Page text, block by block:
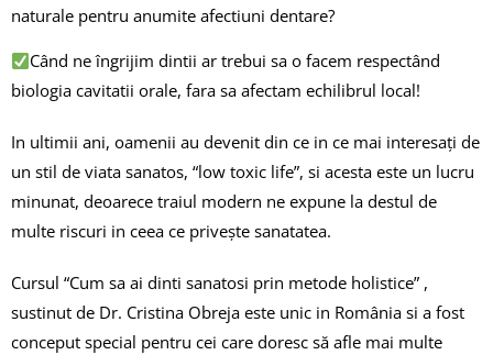
naturale pentru anumite afectiuni dentare?
Când ne îngrijim dintii ar trebui sa o facem respectând
biologia cavitatii orale, fara sa afectam echilibrul local!
In ultimii ani, oamenii au devenit din ce in ce mai interesați de
un stil de viata sanatos, “low toxic life”, si acesta este un lucru
minunat, deoarece traiul modern ne expune la destul de
multe riscuri in ceea ce privește sanatatea.
Cursul “Cum sa ai dinti sanatosi prin metode holistice” ,
sustinut de Dr. Cristina Obreja este unic in România si a fost
conceput special pentru cei care doresc să afle mai multe